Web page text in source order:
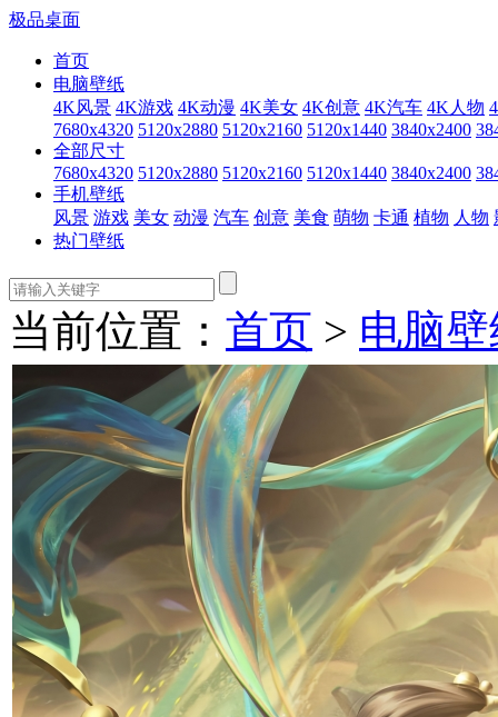
极品桌面
首页
电脑壁纸
4K风景 4K游戏 4K动漫 4K美女 4K创意 4K汽车 4K人物
7680x4320 5120x2880 5120x2160 5120x1440 3840x2400
全部尺寸
7680x4320 5120x2880 5120x2160 5120x1440 3840x2400
手机壁纸
风景 游戏 美女 动漫 汽车 创意 美食 萌物 卡通 植物 人物
热门壁纸
当前位置： 首页 > 电脑